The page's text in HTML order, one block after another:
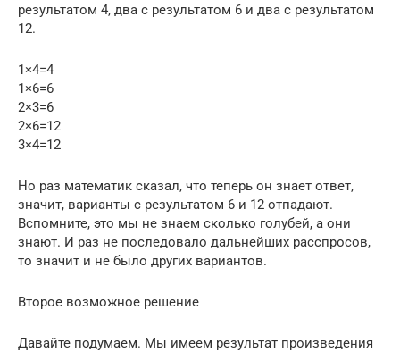
результатом 4, два с результатом 6 и два с результатом
12.
1×4=4
1×6=6
2×3=6
2×6=12
3×4=12
Но раз математик сказал, что теперь он знает ответ,
значит, варианты с результатом 6 и 12 отпадают.
Вспомните, это мы не знаем сколько голубей, а они
знают. И раз не последовало дальнейших расспросов,
то значит и не было других вариантов.
Второе возможное решение
Давайте подумаем. Мы имеем результат произведения